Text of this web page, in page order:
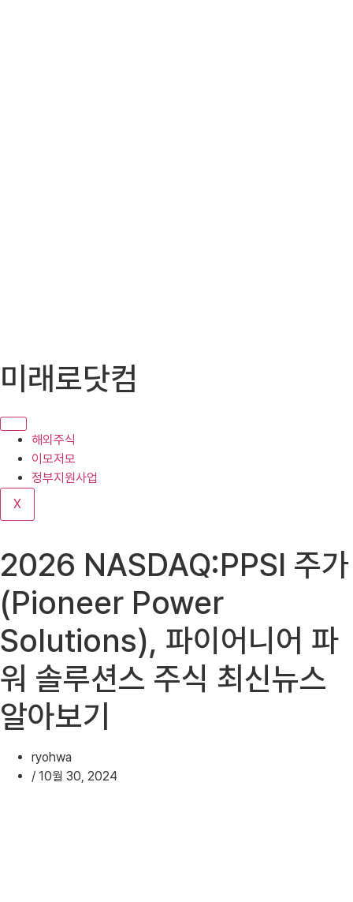
텐
로
기
미래로닷컴
해외주식
이모저모
정부지원사업
X
2026 NASDAQ:PPSI 주가
(Pioneer Power
Solutions), 파이어니어 파
워 솔루션스 주식 최신뉴스
알아보기
ryohwa
/ 10월 30, 2024